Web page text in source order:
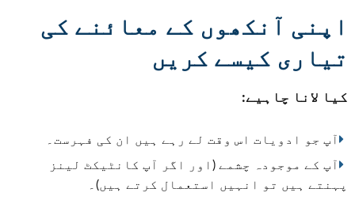
اپنی آنکھوں کے معائنے کی
تیاری کیسے کریں
کیا لانا چاہیے:
آپ جو ادویات اس وقت لے رہے ہیں ان کی فہرست۔
آپ کے موجودہ چشمے (اور اگر آپ کانٹیکٹ لینز
پہنتے ہیں تو انہیں استعمال کرتے ہیں)۔